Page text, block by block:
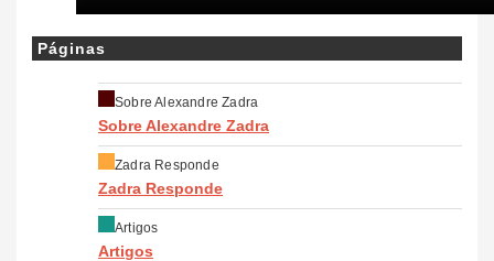
Páginas
Sobre Alexandre Zadra
Sobre Alexandre Zadra
Zadra Responde
Zadra Responde
Artigos
Artigos